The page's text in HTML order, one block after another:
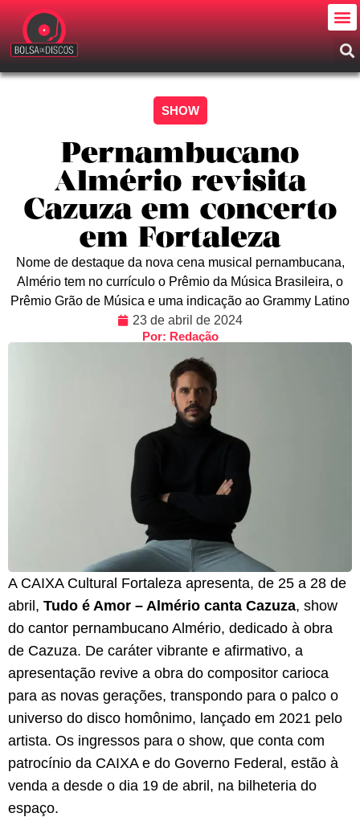
SHOW
Pernambucano
Almério revisita
Cazuza em concerto
em Fortaleza
Nome de destaque da nova cena musical pernambucana,
Almério tem no currículo o Prêmio da Música Brasileira, o
Prêmio Grão de Música e uma indicação ao Grammy Latino
23 de abril de 2024
Por: Redação
A CAIXA Cultural Fortaleza apresenta, de 25 a 28 de
abril, Tudo é Amor – Almério canta Cazuza, show
do cantor pernambucano Almério, dedicado à obra
de Cazuza. De caráter vibrante e afirmativo, a
apresentação revive a obra do compositor carioca
para as novas gerações, transpondo para o palco o
universo do disco homônimo, lançado em 2021 pelo
artista. Os ingressos para o show, que conta com
patrocínio da CAIXA e do Governo Federal, estão à
venda a desde o dia 19 de abril, na bilheteria do
espaço.